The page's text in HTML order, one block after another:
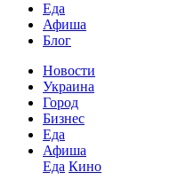
Еда
Афиша
Блог
Новости
Украина
Город
Бизнес
Еда
Афиша
Еда Кино